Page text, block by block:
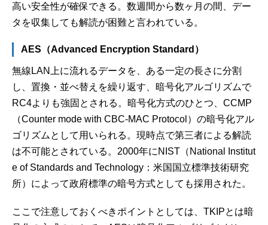
高い安全性が確保できる。数週間から数ヶ月の間、デー
タを収集しても解読が困難と言われている。
AES（Advanced Encryption Standard）
無線LAN上に流れるデータを、ある一定の長さに分割
し、置換・並べ替えを繰り返す、暗号化アルゴリズムで
RC4よりも強固とされる。暗号化方式のひとつ、CCMP
（Counter mode with CBC-MAC Protocol）の暗号化アル
ゴリズムとして用いられる。現時点で第三者による解読
は不可能とされている。2000年にNIST（National Institut
e of Standards and Technology：米国国立標準技術研究
所）によって政府標準の暗号方式としても採用された。
ここで注意しておくべきポイントとしては、TKIPとは暗